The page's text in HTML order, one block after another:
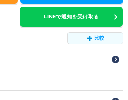
LINEで通知を受け取る
比較